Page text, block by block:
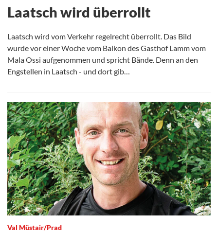
Laatsch wird überrollt
Laatsch wird vom Verkehr regelrecht überrollt. Das Bild
wurde vor einer Woche vom Balkon des Gasthof Lamm vom
Mala Ossi aufgenommen und spricht Bände. Denn an den
Engstellen in Laatsch - und dort gib…
Val Müstair/Prad